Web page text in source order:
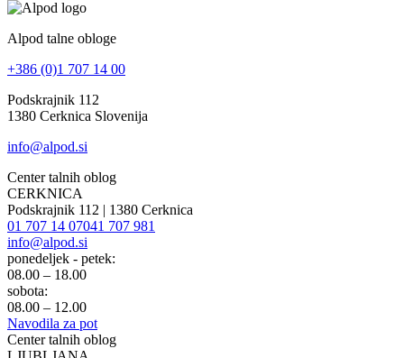
Alpod talne obloge
+386 (0)1 707 14 00
Podskrajnik 112
1380 Cerknica Slovenija
info@alpod.si
Center talnih oblog
CERKNICA
Podskrajnik 112 | 1380 Cerknica
01 707 14 07041 707 981
info@alpod.si
ponedeljek - petek:
08.00 – 18.00
sobota:
08.00 – 12.00
Navodila za pot
Center talnih oblog